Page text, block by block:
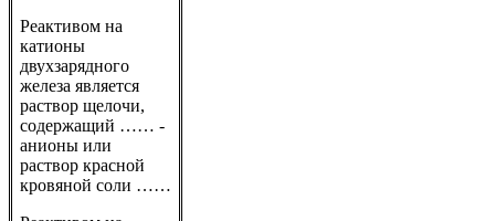
Реактивом на
катионы
двухзарядного
железа является
раствор щелочи,
содержащий …… -
анионы или
раствор красной
кровяной соли ……